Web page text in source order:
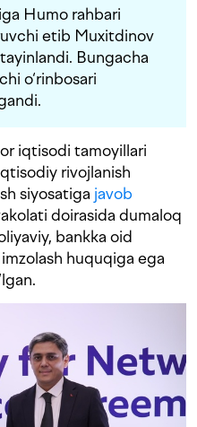
Humo rahbari
etib Muxitdinov
Bungacha
o‘rinbosari
iqtisodi tamoyillari
rivojlanish
siyosatiga javob
doirasida dumaloq
bankka oid
huquqiga ega